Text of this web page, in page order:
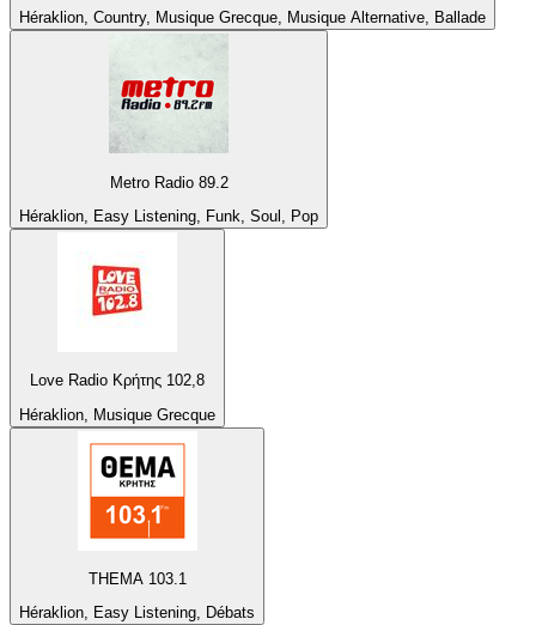
Héraklion, Country, Musique Grecque, Musique Alternative, Ballade
Metro Radio 89.2
Héraklion, Easy Listening, Funk, Soul, Pop
Love Radio Κρήτης 102,8
Héraklion, Musique Grecque
THEMA 103.1
Héraklion, Easy Listening, Débats